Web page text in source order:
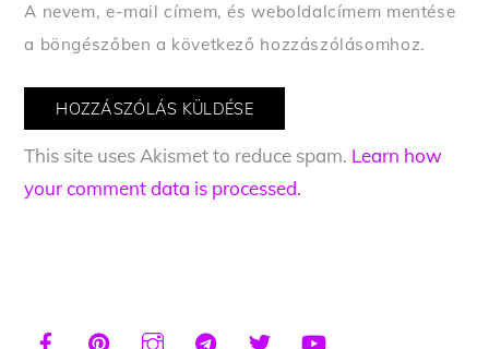
A nevem, e-mail címem, és weboldalcímem mentése
a böngészőben a következő hozzászólásomhoz.
This site uses Akismet to reduce spam. Learn how
your comment data is processed.